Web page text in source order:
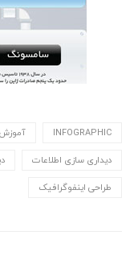
INFOGRAPHIC آموزش
دیداری سازی اطلاعات
طراحی اینفوگرافیک